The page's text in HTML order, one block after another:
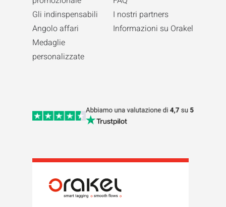
Gli indinspensabili
Angolo affari
Medaglie
personalizzate
I nostri partners
Informazioni su Orakel